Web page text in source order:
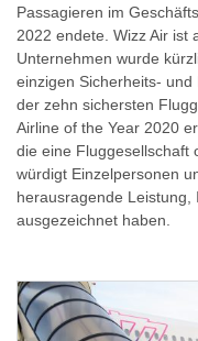
Passagieren im
2022 endete. Wizz Air ist
Unternehmen wurde
einzigen Sicherheits-
der zehn sichersten
Airline of the Year 2020
die eine Fluggesellschaft
würdigt Einzelpersonen
herausragende Leistung,
ausgezeichnet haben.